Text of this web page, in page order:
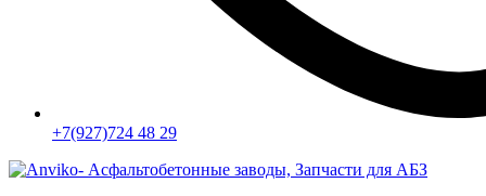
+7(927)724 48 29